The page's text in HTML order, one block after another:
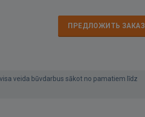
ПРЕДЛОЖИТЬ ЗАКАЗ
veida būvdarbus sākot no pamatiem līdz